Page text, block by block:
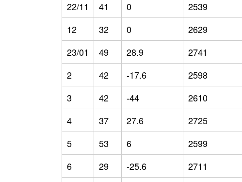
22/11
41 0 2539
12
32 0 2629
23/01
49 28.9 2741
2
42 -17.6 2598
3
42 -44 2610
4
37 27.6 2725
5
53 6 2599
6
29 -25.6 2711